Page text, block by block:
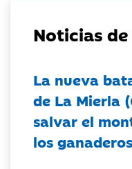
Noticias
La nueva
de La Mierla
salvar el
los ganaderos